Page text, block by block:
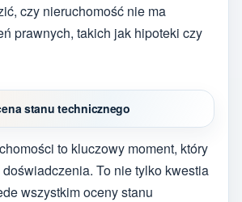
czy nieruchomość nie ma
prawnych, takich jak hipoteki czy
stanu technicznego
to kluczowy moment, który
To nie tylko kwestia
wszystkim oceny stanu